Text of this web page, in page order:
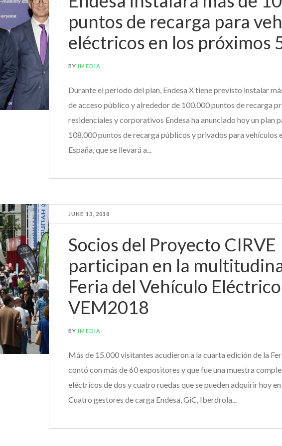
puntos de recarga para
eléctricos en los próximos
BYIMEDIA
Durante el periodo del plan, Endesa X tiene previsto instalar
de acceso público y alrededor de 100.000 puntos de recarga
residenciales y corporativos Endesa ha anunciado hoy un plan
108.000 puntos de recarga públicos y privados para vehículos
España, que se llevará a...
JUNE 13, 2018
Socios del Proyecto CIRVE
participan en la
Feria del Vehículo Eléctrico
VEM2018
BYIMEDIA
Más de 15.000 visitantes acudieron a la cuarta edición de la
contó con más de 60 expositores y que fue una muestra
eléctricos de dos y cuatro ruedas que se pueden adquirir hoy
Cuatro gestores de carga Endesa, GiC, Iberdrola...